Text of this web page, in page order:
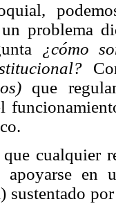
problema
¿cómo
que
cualquier
apoyarse
sustentado